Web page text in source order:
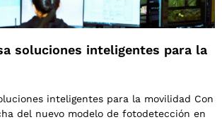
soluciones inteligentes para la
inteligentes para la movilidad Con
del nuevo modelo de fotodetección en